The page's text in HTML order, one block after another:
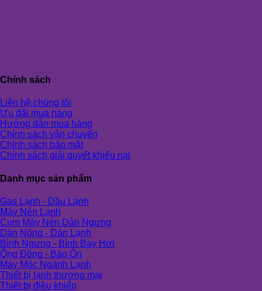
Chính sách
Liên hệ chúng tôi
Ưu đãi mua hàng
Hướng dẫn mua hàng
Chính sách vận chuyển
Chính sách bảo mật
Chính sách giải quyết khiếu nại
Danh mục sản phẩm
Gas Lạnh - Dầu Lạnh
Máy Nén Lạnh
Cụm Máy Nén Dàn Ngưng
Dàn Nóng - Dàn Lạnh
Bình Ngưng - Bình Bay Hơi
Ống Đồng - Bảo Ôn
Máy Móc Ngành Lạnh
Thiết bị lạnh thương mại
Thiết bị điều khiển